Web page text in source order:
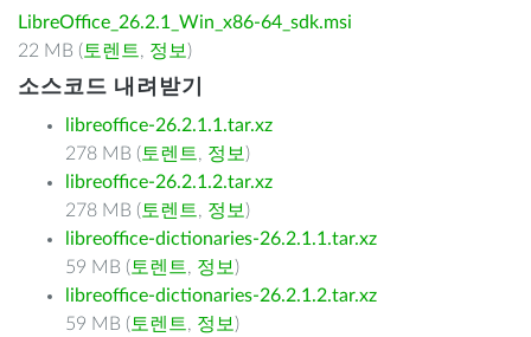
LibreOffice_26.2.1_Win_x86-64_sdk.msi
22 MB ( 토렌트, 정보 )
소스코드 내려받기
libreoffice-26.2.1.1.tar.xz
278 MB ( 토렌트, 정보 )
libreoffice-26.2.1.2.tar.xz
278 MB ( 토렌트, 정보 )
libreoffice-dictionaries-26.2.1.1.tar.xz
59 MB ( 토렌트, 정보 )
libreoffice-dictionaries-26.2.1.2.tar.xz
59 MB ( 토렌트, 정보 )